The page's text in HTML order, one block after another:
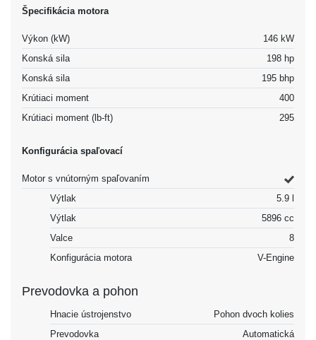
Špecifikácia motora
Výkon (kW)
146 kW
Konská sila
198 hp
Konská sila
195 bhp
Krútiaci moment
400
Krútiaci moment (lb-ft)
295
Konfigurácia spaľovací
Motor s vnútorným spaľovaním
Výtlak
5.9 l
Výtlak
5896 cc
Valce
8
Konfigurácia motora
V-Engine
Prevodovka a pohon
Hnacie ústrojenstvo
Pohon dvoch kolies
Prevodovka
Automatická